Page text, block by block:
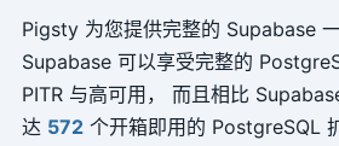
Pigsty 为您提供完整的 Supabase
Supabase 可以享受完整的
PITR 与高可用， 而且相比
达 572个开箱即用的 PostgreSQL